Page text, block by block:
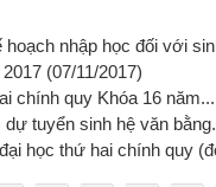
nhập học đối với
(07/11/2017)
chính quy Khóa 16 năm...
tuyển sinh hệ văn
học thứ hai chính quy